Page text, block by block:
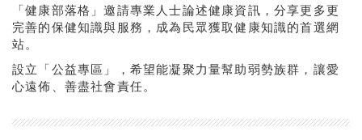
「健康部落格」邀請專業人士論述健康資訊，分享更多更
完善的保健知識與服務，成為民眾獲取健康知識的首選網
站。
設立「公益專區」，希望能凝聚力量幫助弱勢族群，讓愛
心遠佈、善盡社會責任。